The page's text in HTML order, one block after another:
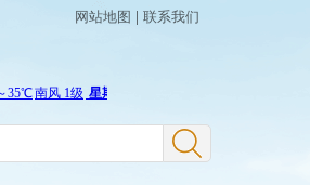
网站地图 联系我们